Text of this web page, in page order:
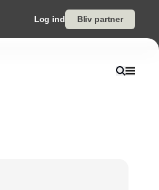
Log ind Bliv partner